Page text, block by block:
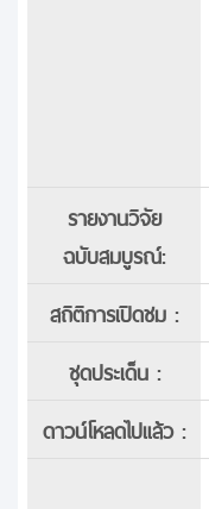
รายงานวิจัย
ฉบับสมบูรณ์:
สถิติการเปิดชม :
ชุดประเด็น :
ดาวน์โหลดไปแล้ว :